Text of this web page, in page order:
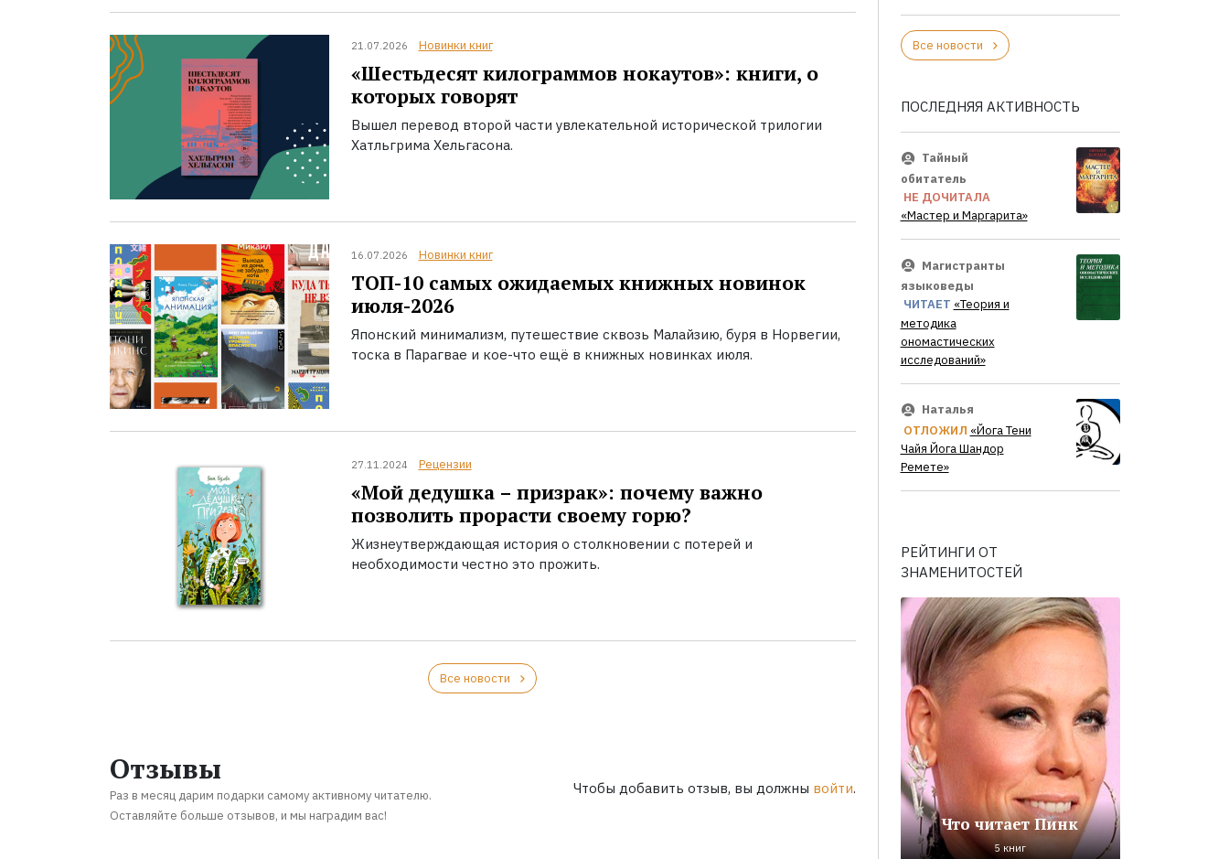
21.07.2026 Новинки книг
«Шестьдесят килограммов нокаутов»: книги, о
которых говорят
Вышел перевод второй части увлекательной исторической трилогии
Хатльгрима Хельгасона.
16.07.2026 Новинки книг
ТОП-10 самых ожидаемых книжных новинок
июля-2026
Японский минимализм, путешествие сквозь Малайзию, буря в Норвегии,
тоска в Парагвае и кое-что ещё в книжных новинках июля.
27.11.2024 Рецензии
«Мой дедушка – призрак»: почему важно
позволить прорасти своему горю?
Жизнеутверждающая история о столкновении с потерей и
необходимости честно это прожить.
Все новости
Отзывы
Раз в месяц дарим подарки самому активному читателю.
Оставляйте больше отзывов, и мы наградим вас!
Чтобы добавить отзыв, вы должны войти.
Все новости
ПОСЛЕДНЯЯ АКТИВНОСТЬ
Тайный
обитатель
НЕ ДОЧИТАЛА
«Мастер и Маргарита»
Магистранты
языковеды
ЧИТАЕТ «Теория и
методика
ономастических
исследований»
Наталья
ОТЛОЖИЛ «Йога Тени
Чайя Йога Шандор
Ремете»
РЕЙТИНГИ ОТ
ЗНАМЕНИТОСТЕЙ
Что читает Пинк
5 книг